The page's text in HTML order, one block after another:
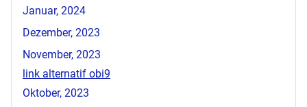
Januar, 2024
Dezember, 2023
November, 2023
link alternatif obi9
Oktober, 2023